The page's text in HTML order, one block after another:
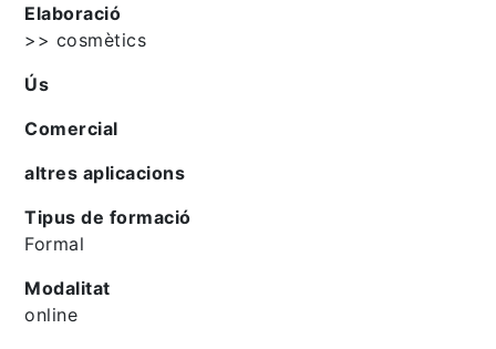
Elaboració
>> cosmètics
Ús
Comercial
altres aplicacions
Tipus de formació
Formal
Modalitat
online